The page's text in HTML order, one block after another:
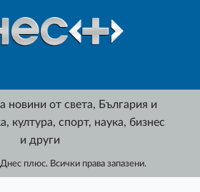
новини от света, България и
култура, спорт, наука, бизнес
и други
плюс. Всички права запазени.